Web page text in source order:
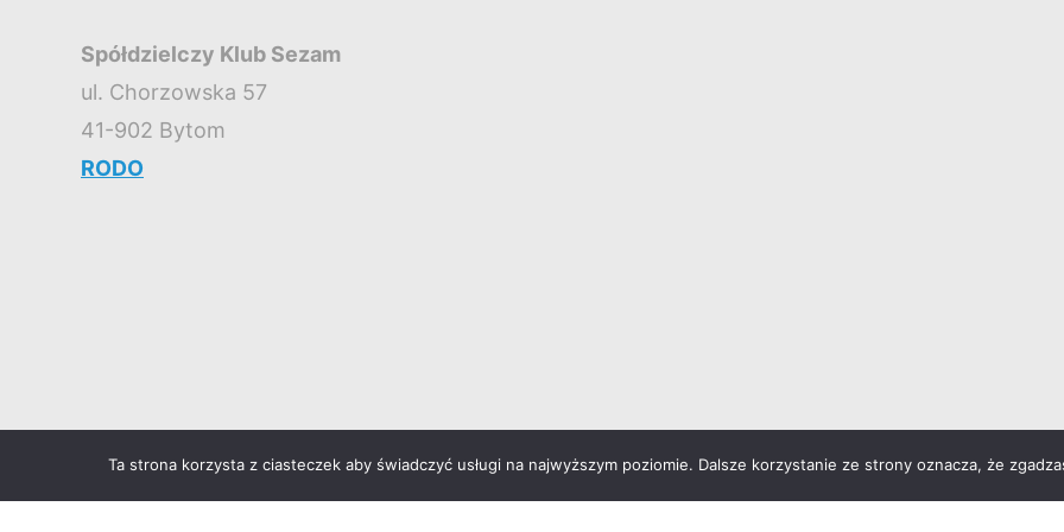
Spółdzielczy Klub Sezam
ul. Chorzowska 57
41-902 Bytom
RODO
©2026 Spółdzielczy Klub SEZAM
Ta strona korzysta z ciasteczek aby świadczyć usługi na najwyższym poziomie. Dalsze korzystanie ze strony oznacza, że